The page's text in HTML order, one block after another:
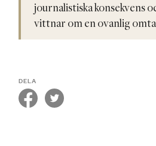
journalistiska konsekvens
vittnar om en ovanlig
DELA